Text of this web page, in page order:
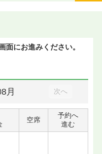
面にお進みください。
月 次へ
空席
予約へ
進む